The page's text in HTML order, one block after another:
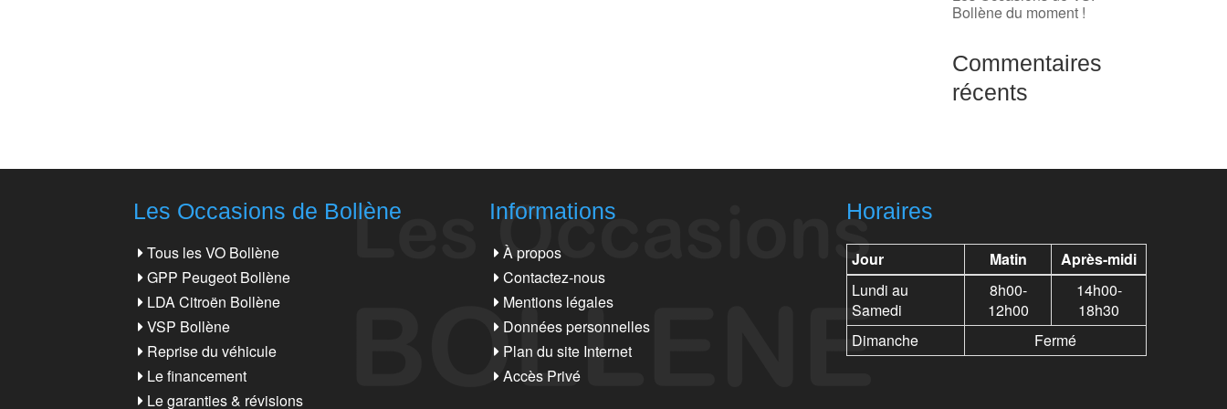
Bollène du moment !
Commentaires
récents
Les Occasions de Bollène
Tous les VO Bollène
GPP Peugeot Bollène
LDA Citroën Bollène
VSP Bollène
Reprise du véhicule
Le financement
Le garanties & révisions
Informations
À propos
Contactez-nous
Mentions légales
Données personnelles
Plan du site Internet
Accès Privé
Horaires
Jour Matin
Après-midi
Lundi au
Samedi
8h00-
12h00
14h00-
18h30
Dimanche
Fermé